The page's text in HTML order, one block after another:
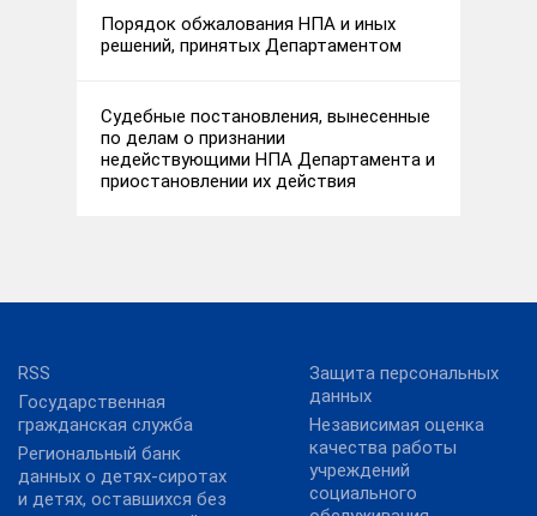
Порядок обжалования НПА и иных
решений, принятых Департаментом
Судебные постановления, вынесенные
по делам о признании
недействующими НПА Департамента и
приостановлении их действия
RSS
Государственная
гражданская служба
Региональный банк
данных о детях-сиротах
и детях, оставшихся без
Защита персональных
данных
Независимая оценка
качества работы
учреждений
социального